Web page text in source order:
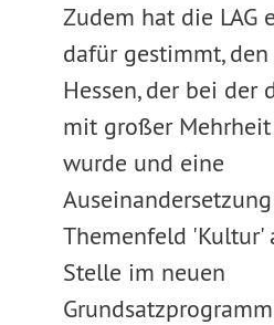
Zudem hat die LAG
dafür gestimmt,
Hessen, der bei der
mit großer Mehrheit
wurde und eine
Themenfeld 'Kultur'
Stelle im neuen